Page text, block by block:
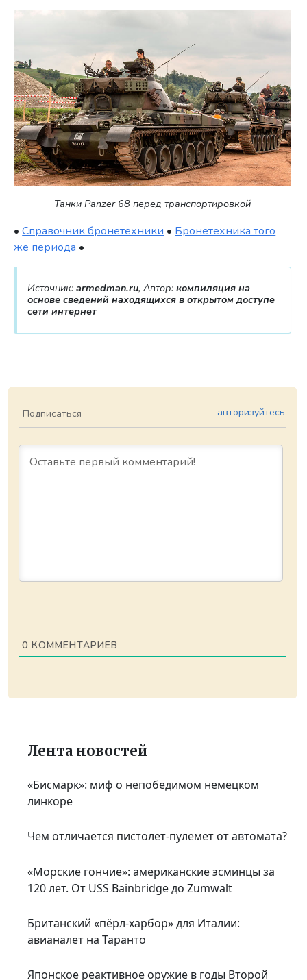
Танки Panzer 68 перед транспортировкой
•Справочник бронетехники • Бронетехника того
же периода •
Источник: armedman.ru, Автор: компиляция на
основе сведений находящихся в открытом доступе
сети интернет
Подписаться авторизуйтесь
0 КОММЕНТАРИЕВ
Лента новостей
«Бисмарк»: миф о непобедимом немецком
линкоре
Чем отличается пистолет-пулемет от автомата?
«Морские гончие»: американские эсминцы за
120 лет. От USS Bainbridge до Zumwalt
Британский «пёрл-харбор» для Италии:
авианалет на Таранто
Японское реактивное оружие в годы Второй